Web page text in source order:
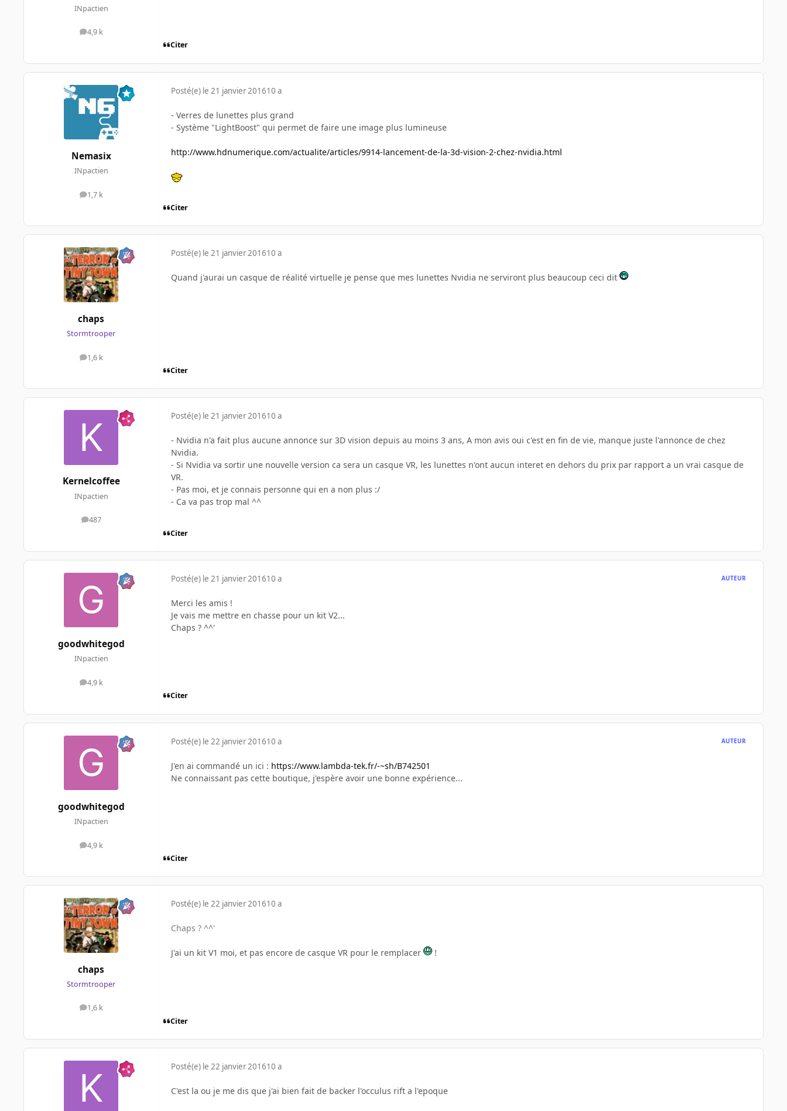
INpactien
4,9 k
messages
Citer
Nemasix
INpactien
1,7 k
messages
Posté(e) le 21 janvier 201610 a
- Verres de lunettes plus grand
- Système "LightBoost" qui permet de faire une image plus lumineuse
http://www.hdnumerique.com/actualite/articles/9914-lancement-de-la-3d-vision-2-chez-nvidia.html
Citer
chaps
Stormtrooper
1,6 k
messages
Posté(e) le 21 janvier 201610 a
Quand j'aurai un casque de réalité virtuelle je pense que mes lunettes Nvidia ne serviront plus beaucoup ceci dit
Citer
Kernelcoffee
INpactien
487
messages
Posté(e) le 21 janvier 201610 a
- Nvidia n'a fait plus aucune annonce sur 3D vision depuis au moins 3 ans, A mon avis oui c'est en fin de vie, manque juste l'annonce de chez
Nvidia.
- Si Nvidia va sortir une nouvelle version ca sera un casque VR, les lunettes n'ont aucun interet en dehors du prix par rapport a un vrai casque de
VR.
- Pas moi, et je connais personne qui en a non plus :/
- Ca va pas trop mal ^^
Citer
goodwhitegod
INpactien
4,9 k
messages
Posté(e) le 21 janvier 201610 a AUTEUR
Merci les amis !
Je vais me mettre en chasse pour un kit V2...
Chaps ? ^^'
Citer
goodwhitegod
INpactien
4,9 k
messages
Posté(e) le 22 janvier 201610 a AUTEUR
J'en ai commandé un ici : https://www.lambda-tek.fr/-~sh/B742501
Ne connaissant pas cette boutique, j'espère avoir une bonne expérience...
Citer
chaps
Stormtrooper
1,6 k
messages
Posté(e) le 22 janvier 201610 a
Chaps ? ^^'
J'ai un kit V1 moi, et pas encore de casque VR pour le remplacer !
Citer
Posté(e) le 22 janvier 201610 a
C'est la ou je me dis que j'ai bien fait de backer l'occulus rift a l'epoque